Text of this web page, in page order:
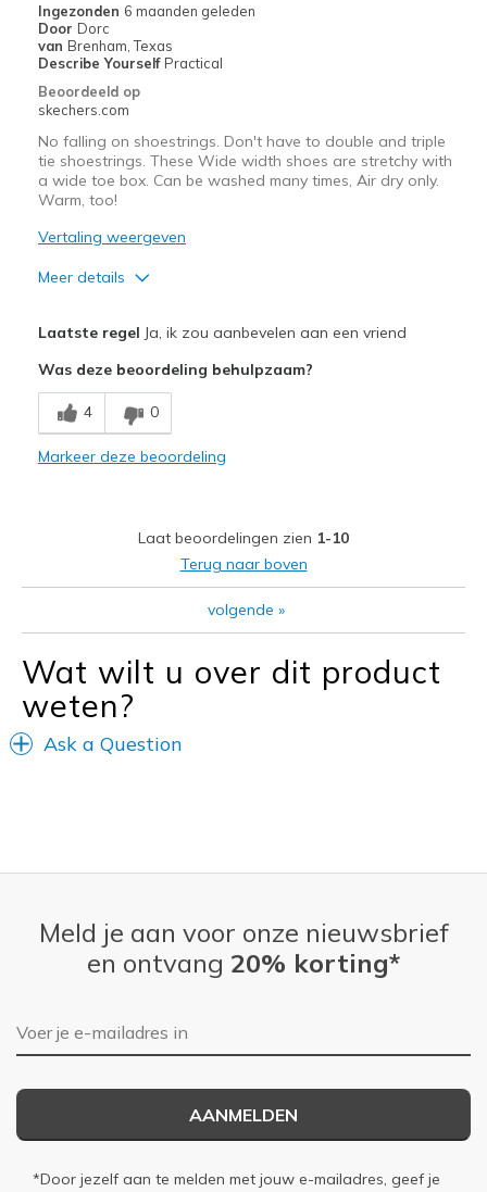
Ingezonden 6 maanden geleden
Door Dorc
van Brenham, Texas
Describe Yourself Practical
Beoordeeld op
skechers.com
No falling on shoestrings. Don't have to double and triple
tie shoestrings. These Wide width shoes are stretchy with
a wide toe box. Can be washed many times, Air dry only.
Warm, too!
Vertaling weergeven
Meer details
Comfortable
Durable
Slip a bit, I have narrow heels
Casual Wear
Church
Going Out
Sizing
Feels half size too big
Laatste regel Ja, ik zou aanbevelen aan een vriend
Was deze beoordeling behulpzaam?
4 0
Markeer deze beoordeling
Laat beoordelingen zien 1-10
Terug naar boven
volgende »
Wat wilt u over dit product
weten?
Ask a Question
Meld je aan voor onze nieuwsbrief
en ontvang 20% korting*
E-mailadres
AANMELDEN
*Door jezelf aan te melden met jouw e-mailadres, geef je